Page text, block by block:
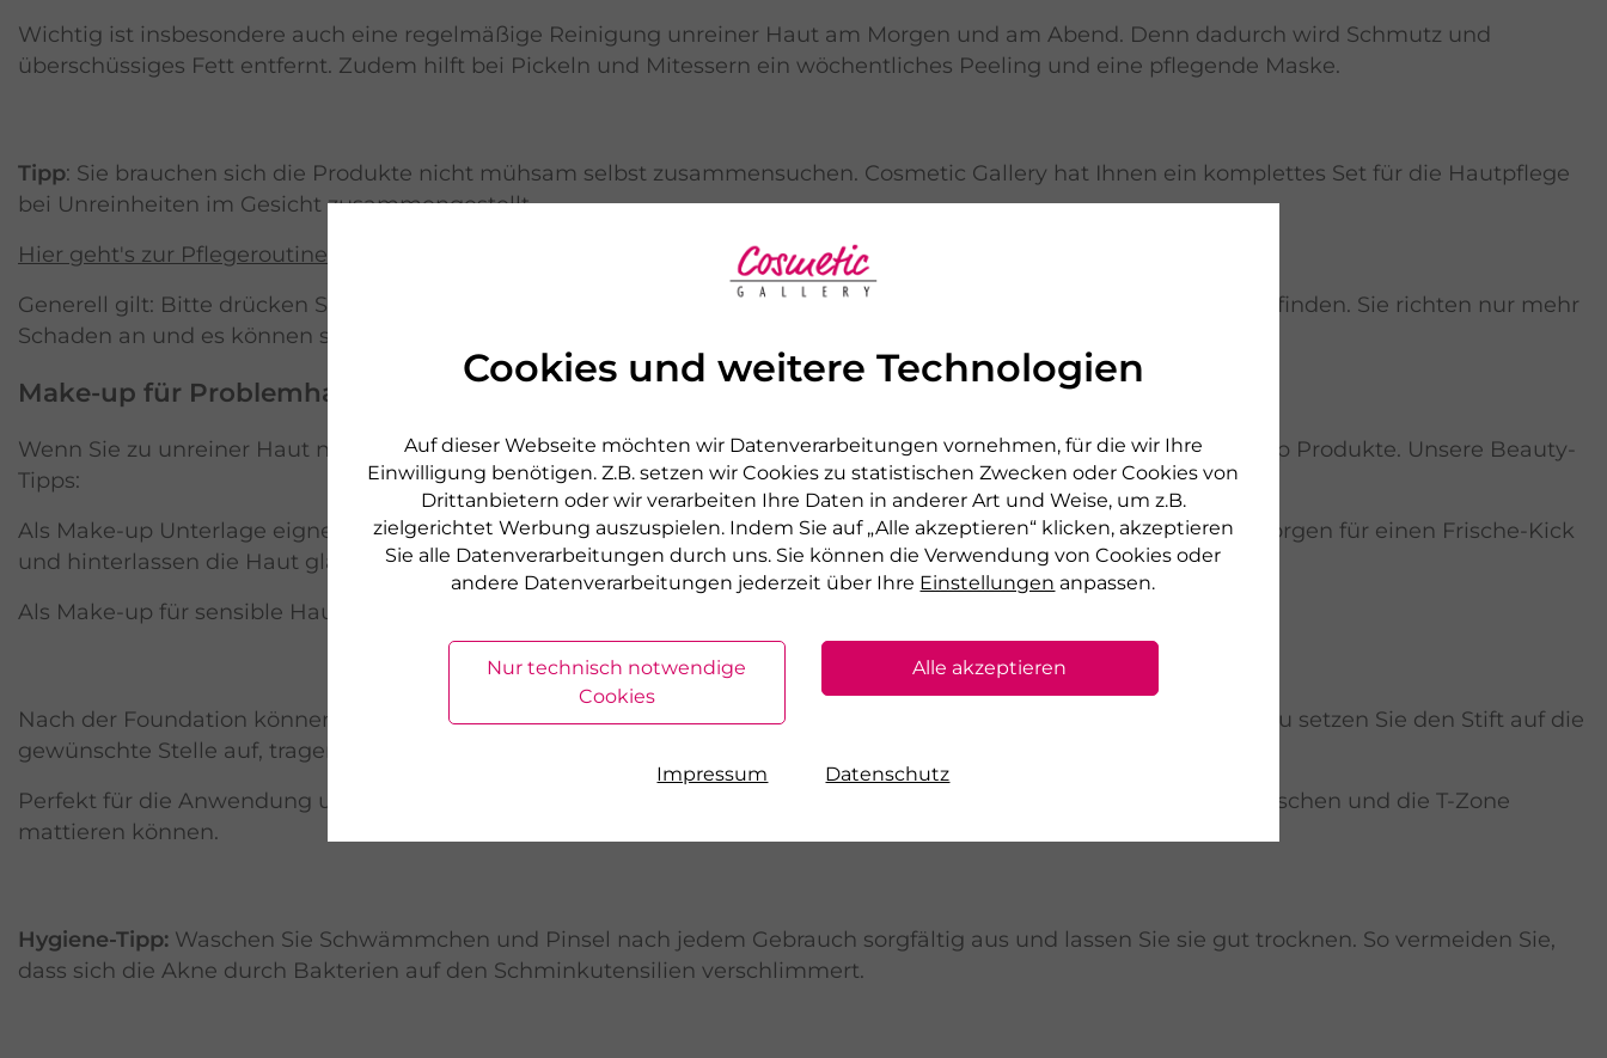
Cookies und weitere Technologien
Auf dieser Webseite möchten wir Datenverarbeitungen vornehmen, für die wir Ihre
Einwilligung benötigen. Z.B. setzen wir Cookies zu statistischen Zwecken oder Cookies von
Drittanbietern oder wir verarbeiten Ihre Daten in anderer Art und Weise, um z.B.
zielgerichtet Werbung auszuspielen. Indem Sie auf „Alle akzeptieren“ klicken, akzeptieren
Sie alle Datenverarbeitungen durch uns. Sie können die Verwendung von Cookies oder
andere Datenverarbeitungen jederzeit über Ihre Einstellungen anpassen.
Nur technisch notwendige
Cookies
Alle akzeptieren
Impressum Datenschutz
Wichtig ist insbesondere auch eine regelmäßige Reinigung unreiner Haut am Morgen und am Abend. Denn dadurch wird Schmutz und
überschüssiges Fett entfernt. Zudem hilft bei Pickeln und Mitessern ein wöchentliches Peeling und eine pflegende Maske.
Tipp: Sie brauchen sich die Produkte nicht mühsam selbst zusammensuchen. Cosmetic Gallery hat Ihnen ein komplettes Set für die Hautpflege
bei Unreinheiten im Gesicht zusammengestellt.
Hier geht's zur Pflegeroutine bei unreiner Haut
Generell gilt: Bitte drücken Sie Pickel oder Mitesser nicht selbst aus, da sich auf den Händen zahlreiche Bakterien befinden. Sie richten nur mehr
Schaden an und es können sich Narben bilden. Überlassen Sie das einer professionellen Kosmetikerin.
Make-up für Problemhaut
Wenn Sie zu unreiner Haut neigen, empfehlen wir neben einer optimalen Pflege auch speziell abgestimmte Make-up Produkte. Unsere Beauty-
Tipps:
Als Make-up Unterlage eignen sich unter anderem dieRenew Pearlsaus der DR. GRANDEL Serie BEAUTYGEN. Sie sorgen für einen Frische-Kick
und hinterlassen die Haut glatt und satt gepflegt.
Als Make-up für sensible Haut empfehlen wir eine leichte mineralische Foundation oder eine getönte Tagescreme.
Nach der Foundation können Sie Hautunregelmäßigkeiten und Rötungen noch mit einem Concealer abdecken. Dazu setzen Sie den Stift auf die
gewünschte Stelle auf, tragen Farbe auf und verblenden mit dem Finger.
Perfekt für die Anwendung unterwegs eignet sich auch ein Compact Powder, mit dem Sie Ihren Teint jederzeit auffrischen und die T-Zone
mattieren können.
Hygiene-Tipp: Waschen Sie Schwämmchen und Pinsel nach jedem Gebrauch sorgfältig aus und lassen Sie sie gut trocknen. So vermeiden Sie,
dass sich die Akne durch Bakterien auf den Schminkutensilien verschlimmert.